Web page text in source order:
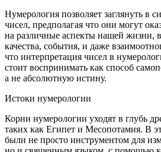
Нумерология позволяет заглянуть в
чисел, предполагая что они могут
на различные аспекты нашей жизни,
качества, события, и даже
что интерпретация чисел в
стоит воспринимать как способ
а не абсолютную истину.
Истоки нумерологии
Корни нумерологии уходят в глубь
таких как Египет и Месопотамия. В
были не просто инструментом для